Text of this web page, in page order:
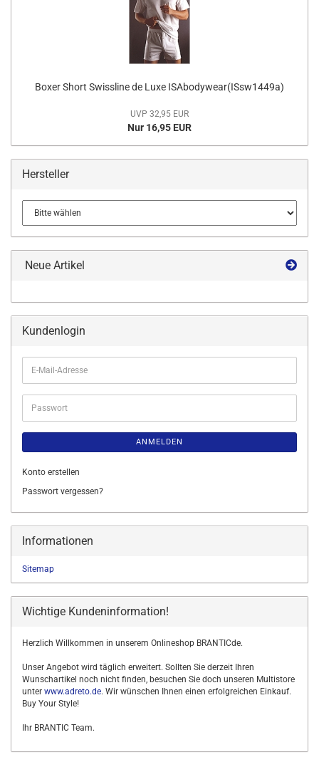
Boxer Short Swissline de Luxe ISAbodywear(ISsw1449a)
UVP 32,95 EUR
Nur 16,95 EUR
Hersteller
Neue Artikel
Kundenlogin
E-
Mail-
Adresse
Passwort
ANMELDEN
Konto erstellen
Passwort vergessen?
Informationen
Sitemap
Wichtige Kundeninformation!
Herzlich Willkommen in unserem Onlineshop BRANTICde.
Unser Angebot wird täglich erweitert. Sollten Sie derzeit Ihren
Wunschartikel noch nicht finden, besuchen Sie doch unseren Multistore
unter www.adreto.de. Wir wünschen Ihnen einen erfolgreichen Einkauf.
Buy Your Style!
Ihr BRANTIC Team.